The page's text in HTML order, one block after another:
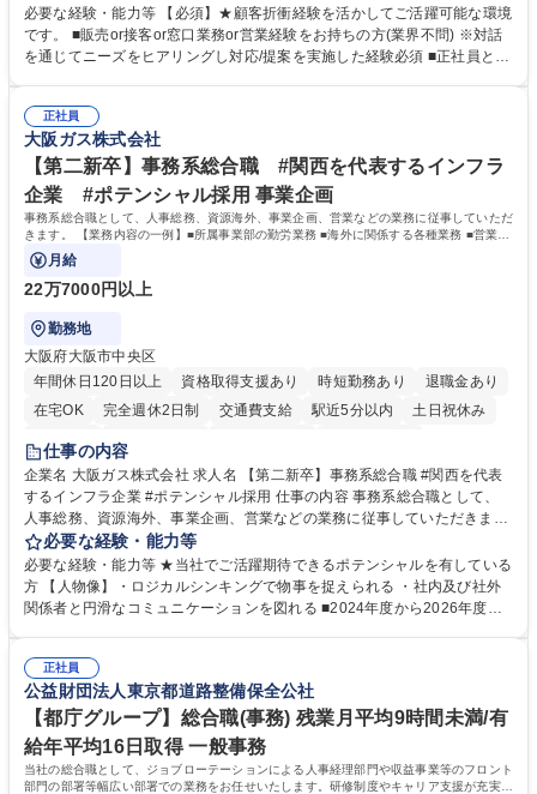
ーション、お客様対応 ■窓口にて、ご来店された個人のお客様に対して金
融商品のご提案 ■効率的な事務運用の検討・構築等 ≪業務紹介：ご応募前
に必ずご覧ください≫ ※記事 https://www.mysite.bk.mufg.jp/career/circle/
必要な経験・能力等 【必須】★顧客折衝経験を活かしてご活躍可能な環境
です。 ■販売or接客or窓口業務or営業経験をお持ちの方(業界不問) ※対話
を通じてニーズをヒアリングし対応/提案を実施した経験必須 ■正社員とし
るので安心して入行いただけます。 幅広いキャリアの選択肢があり、公募
や社内副業等を活用し、 一人ひとりが挑戦できるカルチャーが浸透してい
ます。 学歴・資格 学歴：大学院 大学 高専 短大 専修学校 高校 語学力：
資格：
正社員
大阪ガス株式会社
【第二新卒】事務系総合職 #関西を代表するインフラ
企業 #ポテンシャル採用 事業企画
事務系総合職として、人事総務、資源海外、事業企画、営業などの業務に従事していただ
きます。 【業務内容の一例】■所属事業部の勤労業務 ■海外に関係する各種業務 ■営業部
門の企画スタッフ、ルート営業
月給
22万7000円以上
勤務地
大阪府大阪市中央区
年間休日120日以上
資格取得支援あり 時短勤務あり
退職金あり
在宅OK
完全週休2日制 交通費支給 駅近5分以内
土日祝休み
服装自由
第二新卒歓迎
仕事の内容
企業名 大阪ガス株式会社 求人名 【第二新卒】事務系総合職 #関西を代表
するインフラ企業 #ポテンシャル採用 仕事の内容 事務系総合職として、
人事総務、資源海外、事業企画、営業などの業務に従事していただきま
す。 【業務内容の一例】■所属事業部の勤労業務 ■海外に関係する各種業
務 ■営業部門の企画スタッフ、ルート営業 【キャリアパス】入社後の配属
ポジションで一定期間ご活躍頂いた後、本人の適性及び将来のキャリアを
鑑みてジョブローテーションを行います。 【育成】OJTでの現場育成や研
表するインフラ企業 #ポテンシャル採用
必要な経験・能力等
必要な経験・能力等 ★当社でご活躍期待できるポテンシャルを有している
方 【人物像】・ロジカルシンキングで物事を捉えられる ・社内及び社外
関係者と円滑なコミュニケーションを図れる ■2024年度から2026年度ま
72.html ■エネルギーセキュリティの不安定化や気候変動による自然災害の
甚大化など、これまで以上に社会課題解決の重要性が高まっています。
「未来の日常」の創造に向けて持続可能な社会の実現に貢献してまいりま
す。 学歴・資格 学歴：大学院 大学 語学力： 資格：
正社員
公益財団法人東京都道路整備保全公社
【都庁グループ】総合職(事務) 残業月平均9時間未満/有
給年平均16日取得 一般事務
当社の総合職として、ジョブローテーションによる人事経理部門や収益事業等のフロント
部門の部署等幅広い部署での業務をお任せいたします。研修制度やキャリア支援が充実し